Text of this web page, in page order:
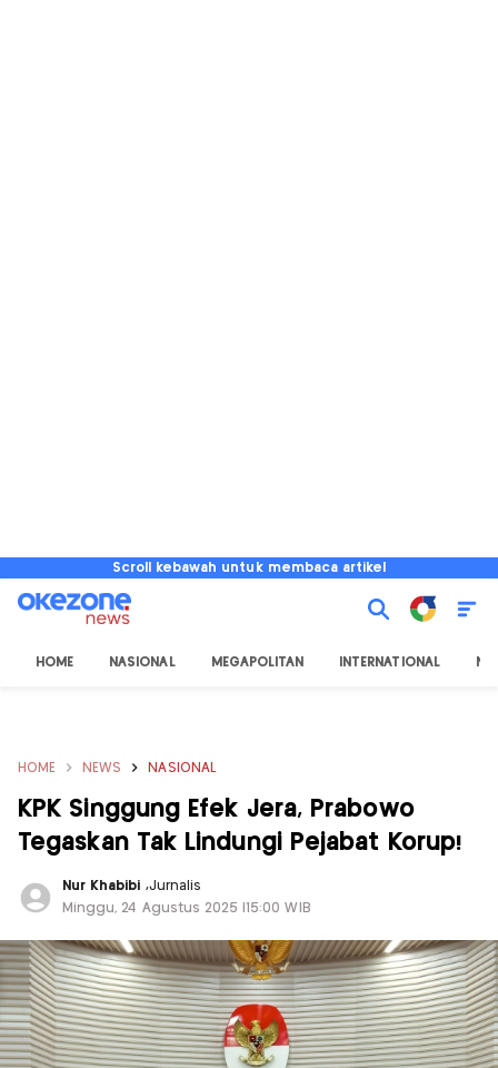
Scroll kebawah untuk membaca artikel
HOME NASIONAL MEGAPOLITAN INTERNATIONAL
HOME NEWS NASIONAL
KPK Singgung Efek Jera, Prabowo
Tegaskan Tak Lindungi Pejabat Korup!
Nur Khabibi ,Jurnalis
Minggu, 24 Agustus 2025 |15:00 WIB